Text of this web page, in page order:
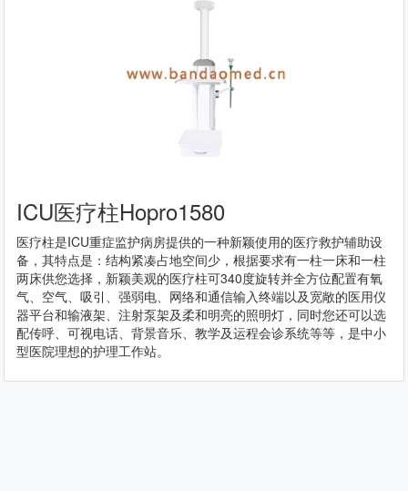
ICU医疗柱Hopro1580
医疗柱是ICU重症监护病房提供的一种新颖使用的医疗救护辅助设
备，其特点是：结构紧凑占地空间少，根据要求有一柱一床和一柱
两床供您选择，新颖美观的医疗柱可340度旋转并全方位配置有氧
气、空气、吸引、强弱电、网络和通信输入终端以及宽敞的医用仪
器平台和输液架、注射泵架及柔和明亮的照明灯，同时您还可以选
配传呼、可视电话、背景音乐、教学及运程会诊系统等等，是中小
型医院理想的护理工作站。